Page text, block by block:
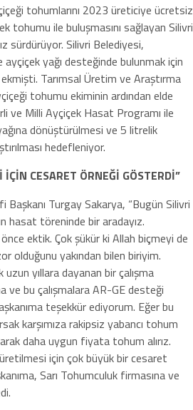
tohumlarını 2023 üreticiye ücretsiz
tohumu ile buluşmasını sağlayan Silivri
sürdürüyor. Silivri Belediyesi,
yağı desteğinde bulunmak için
Tarımsal Üretim ve Araştırma
tohumu ekiminin ardından elde
ve Milli Ayçiçek Hasat Programı ile
dönüştürülmesi ve 5 litrelik
hedefleniyor.
CESARET ÖRNEĞİ GÖSTERDİ”
Başkanı Turgay Sakarya, “Bugün Silivri
hasat töreninde bir aradayız.
ektik. Çok şükür ki Allah biçmeyi de
olduğunu yakından bilen biriyim.
yıllara dayanan bir çalışma
ve bu çalışmalara AR-GE desteği
teşekkür ediyorum. Eğer bu
karşımıza rakipsiz yabancı tohum
daha uygun fiyata tohum alırız.
için çok büyük bir cesaret
Sarı Tohumculuk firmasına ve